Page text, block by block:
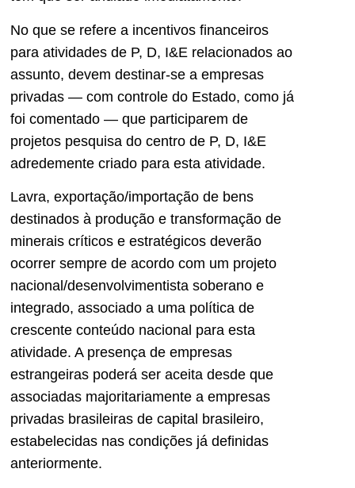
No que se refere a incentivos financeiros
para atividades de P, D, I&E relacionados ao
assunto, devem destinar-se a empresas
privadas — com controle do Estado, como já
foi comentado — que participarem de
projetos pesquisa do centro de P, D, I&E
adredemente criado para esta atividade.
Lavra, exportação/importação de bens
destinados à produção e transformação de
minerais críticos e estratégicos deverão
ocorrer sempre de acordo com um projeto
nacional/desenvolvimentista soberano e
integrado, associado a uma política de
crescente conteúdo nacional para esta
atividade. A presença de empresas
estrangeiras poderá ser aceita desde que
associadas majoritariamente a empresas
privadas brasileiras de capital brasileiro,
estabelecidas nas condições já definidas
anteriormente.